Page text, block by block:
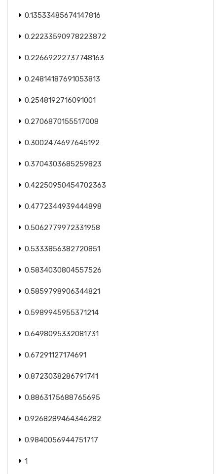
0.13533485674147816
0.22233590978223872
0.22669222737748163
0.24814187691053813
0.2548192716091001
0.2706870155517008
0.3002474697645192
0.3704303685259823
0.42250950454702363
0.4772344939444898
0.5062779972331958
0.5333856382720851
0.5834030804557526
0.5859798906344821
0.5989945955371214
0.6498095332081731
0.67291127174691
0.8723038286791741
0.8863175688765695
0.9268289464346282
0.9840056944751717
1